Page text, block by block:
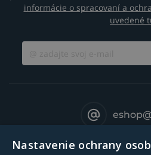
informácie o spracovaní a
uvedené
Nastavenie ochrany